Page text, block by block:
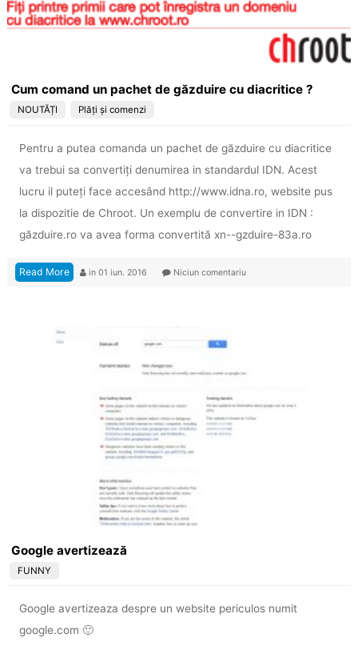
Cum comand un pachet de găzduire cu diacritice ?
NOUTĂȚI Plăți și comenzi
Pentru a putea comanda un pachet de găzduire cu diacritice
va trebui sa convertiți denumirea in standardul IDN. Acest
lucru il puteți face accesând http://www.idna.ro, website pus
la dispozitie de Chroot. Un exemplu de convertire in IDN :
găzduire.ro va avea forma convertită xn--gzduire-83a.ro
Read More in 01 iun. 2016 Niciun comentariu
Google avertizează
FUNNY
Google avertizeaza despre un website periculos numit
google.com 🙂